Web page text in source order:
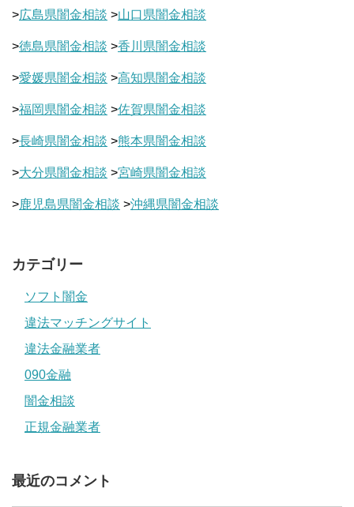
>広島県闇金相談 >山口県闇金相談
>徳島県闇金相談 >香川県闇金相談
>愛媛県闇金相談 >高知県闇金相談
>福岡県闇金相談 >佐賀県闇金相談
>長崎県闇金相談 >熊本県闇金相談
>大分県闇金相談 >宮崎県闇金相談
>鹿児島県闇金相談 >沖縄県闇金相談
カテゴリー
ソフト闇金
違法マッチングサイト
違法金融業者
090金融
闇金相談
正規金融業者
最近のコメント